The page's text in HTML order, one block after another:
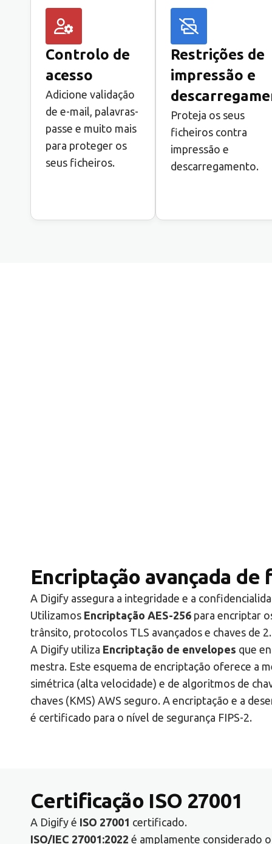
Controlo de
acesso
Adicione validação
de e-mail, palavras-
passe e muito mais
para proteger os
seus ficheiros.
Restrições de
impressão e
Proteja os seus
ficheiros contra
impressão e
descarregamento.
Encriptação avançada de
A Digify assegura a integridade e a
Utilizamos Encriptação AES-256 para encriptar
trânsito, protocolos TLS avançados e chaves de
A Digify utiliza Encriptação de envelopes que
mestra. Este esquema de encriptação oferece a
simétrica (alta velocidade) e de algoritmos de
chaves (KMS) AWS seguro. A encriptação e a
é certificado para o nível de segurança FIPS-2.
Certificação ISO 27001
A Digify é ISO 27001 certificado.
ISO/IEC 27001:2022 é amplamente considerado